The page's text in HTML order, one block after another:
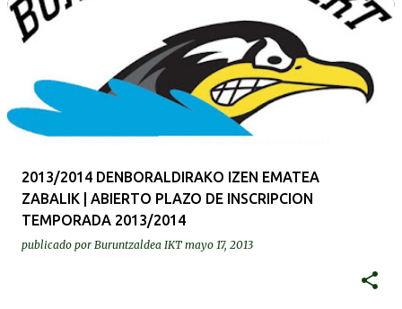
2013/2014 DENBORALDIRAKO IZEN EMATEA
ZABALIK | ABIERTO PLAZO DE INSCRIPCION
TEMPORADA 2013/2014
publicado por Buruntzaldea IKT mayo 17, 2013